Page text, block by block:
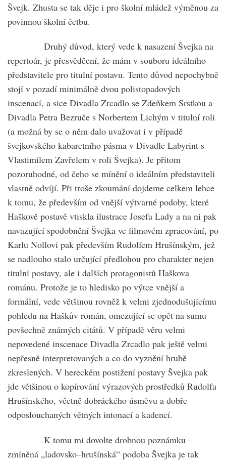
Švejk. Zhusta se tak děje i pro školní mládež výměnou za
povinnou školní četbu.
Druhý důvod, který vede k nasazení Švejka na
repertoár, je přesvědčení, že mám v souboru ideálního
představitele pro titulní postavu. Tento důvod nepochybně
stojí v pozadí minimálně dvou polistopadových
inscenací, a sice Divadla Zrcadlo se Zdeňkem Srstkou a
Divadla Petra Bezruče s Norbertem Lichým v titulní roli
(a možná by se o něm dalo uvažovat i v případě
švejkovského kabaretního pásma v Divadle Labyrint s
Vlastimilem Zavřelem v roli Švejka). Je přitom
pozoruhodné, od čeho se mínění o ideálním představiteli
vlastně odvíjí. Při troše zkoumání dojdeme celkem lehce
k tomu, že především od vnější výtvarné podoby, které
Haškově postavě vtiskla ilustrace Josefa Lady a na ni pak
navazující spodobnění Švejka ve filmovém zpracování, po
Karlu Nollovi pak především Rudolfem Hrušínským, jež
se nadlouho stalo určující předlohou pro charakter nejen
titulní postavy, ale i dalších protagonistů Haškova
románu. Protože je to hledisko po výtce vnější a
formální, vede většinou rovněž k velmi zjednodušujícímu
pohledu na Haškův román, omezující se opět na sumu
povšechně známých citátů. V případě věru velmi
nepovedené inscenace Divadla Zrcadlo pak ještě velmi
nepřesně interpretovaných a co do vyznění hrubě
zkreslených. V hereckém postižení postavy Švejka pak
jde většinou o kopírování výrazových prostředků Rudolfa
Hrušínského, včetně dobráckého úsměvu a dobře
odposlouchaných větných intonací a kadencí.
K tomu mi dovolte drobnou poznámku –
zmíněná „ladovsko–hrušínská“ podoba Švejka je tak